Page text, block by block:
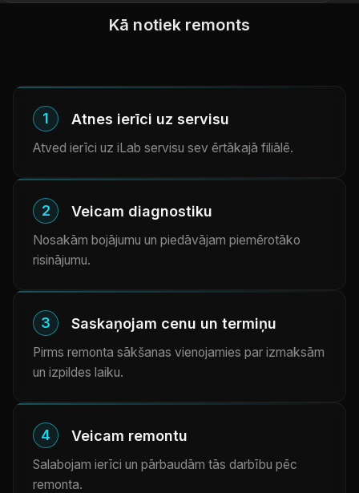
Kā notiek remonts
1 Atnes ierīci uz servisu
Atved ierīci uz iLab servisu sev ērtākajā filiālē.
2 Veicam diagnostiku
Nosakām bojājumu un piedāvājam piemērotāko
risinājumu.
3 Saskaņojam cenu un termiņu
Pirms remonta sākšanas vienojamies par izmaksām
un izpildes laiku.
4 Veicam remontu
Salabojam ierīci un pārbaudām tās darbību pēc
remonta.